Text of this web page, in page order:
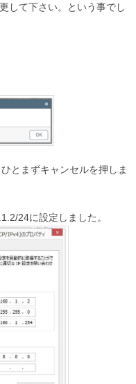
して下さい。という事でし
とまずキャンセルを押しま
24に設定しました。